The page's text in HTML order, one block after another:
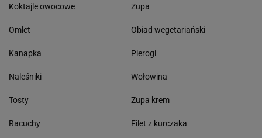
Koktajle owocowe
Omlet
Kanapka
Naleśniki
Tosty
Racuchy
Zupa
Obiad wegetariański
Pierogi
Wołowina
Zupa krem
Filet z kurczaka